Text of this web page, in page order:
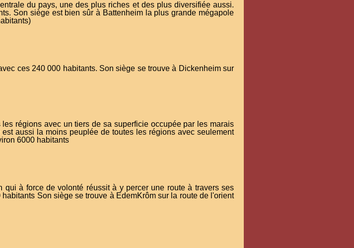
du pays, une des plus riches et des plus diversifiée aussi.
Son siège est bien sûr à Battenheim la plus grande mégapole
ces 240 000 habitants. Son siège se trouve à Dickenheim sur
régions avec un tiers de sa superficie occupée par les marais
aussi la moins peuplée de toutes les régions avec seulement
6000 habitants
à force de volonté réussit à y percer une route à travers ses
Son siège se trouve à EdemKrôm sur la route de l'orient